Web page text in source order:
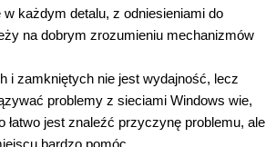
każdym detalu, z odniesieniami do
na dobrym zrozumieniu mechanizmów
i zamkniętych nie jest wydajność, lecz
problemy z sieciami Windows wie,
łatwo jest znaleźć przyczynę problemu, ale
bardzo pomóc.